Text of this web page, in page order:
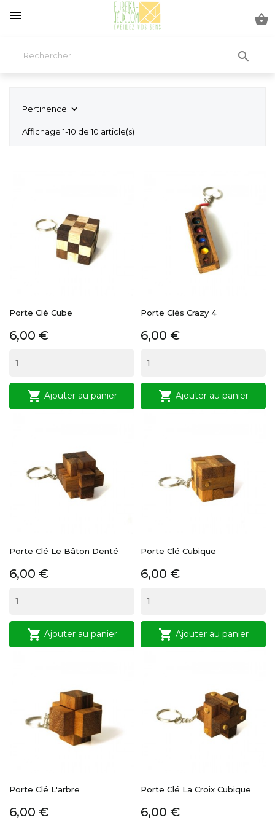
 

Pertinence 
Affichage 1-10 de 10 article(s)
Porte Clé Cube
Prix
6,00 €
 Ajouter au panier
Porte Clés Crazy 4
Prix
6,00 €
 Ajouter au panier
Porte Clé Le Bâton Denté
Prix
6,00 €
 Ajouter au panier
Porte Clé Cubique
Prix
6,00 €
 Ajouter au panier
Porte Clé L'arbre
Prix
6,00 €
Porte Clé La Croix Cubique
Prix
6,00 €